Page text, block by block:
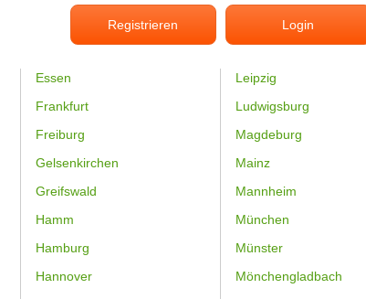
Registrieren Login
Essen
Frankfurt
Freiburg
Gelsenkirchen
Greifswald
Hamm
Hamburg
Hannover
Leipzig
Ludwigsburg
Magdeburg
Mainz
Mannheim
München
Münster
Mönchengladbach